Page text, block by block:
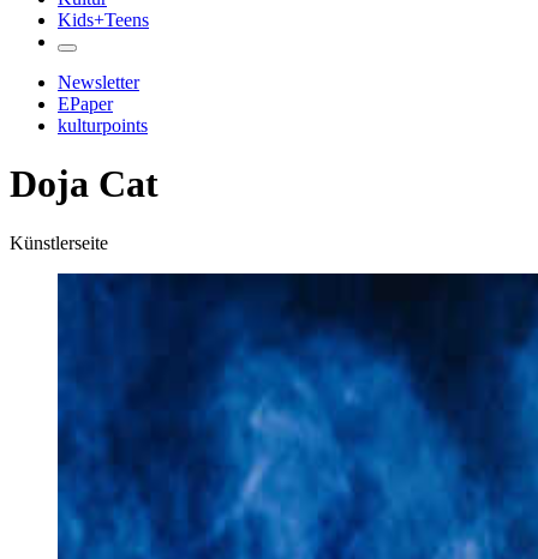
Kids+Teens
Newsletter
EPaper
kulturpoints
Doja Cat
Künstlerseite